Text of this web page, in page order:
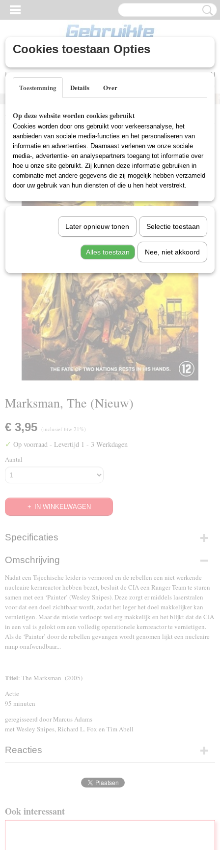
Inloggen
UW WINKELWAGEN
Home >Nieuwe DVD's>Aktie (Nieuw)>Marksman, The (Nieuw)
Marksman, The (Nieuw)
€ 3,95 (inclusief btw 21%)
✓ Op voorraad - Levertijd 1 - 3 Werkdagen
Aantal
IN WINKELWAGEN
Specificaties
EAN code
8712609052282
Omschrijving
Nadat een Tsjechische leider is vermoord en de rebellen een niet werkende
nucleaire kernreactor hebben bezet, besluit de CIA een Ranger Team te sturen
samen met een ‘Painter’ (Wesley Snipes). Deze zorgt er middels laserstralen
voor dat een doel zichtbaar wordt, zodat het leger het doel makkelijker kan
vernietigen. Maar de missie verloopt wel erg makkelijk en het blijkt dat de CIA
in een val is gelokt om een volledig operationele kernreactor te vernietigen.
Als de ‘Painter’ door de rebellen gevangen wordt genomen lijkt een nucleaire
ramp onafwendbaar...
Titel: The Marksman (2005)
Actie
95 minuten
geregisseerd door Marcus Adams
met Wesley Snipes, Richard L. Fox en Tim Abell
Reacties
Ook interessant
Cookies toestaan Opties
Toestemming Details Over
Op deze website worden cookies gebruikt
Cookies worden door ons gebruikt voor verkeersanalyse, het
aanbieden van sociale media-functies en het personaliseren van
informatie en advertenties. Daarnaast verlenen we onze sociale
media-, advertentie- en analysepartners toegang tot informatie over
hoe u onze site gebruikt. Zij kunnen deze informatie gebruiken in
combinatie met andere gegevens die zij mogelijk hebben verzameld
door uw gebruik van hun diensten of die u hen hebt verstrekt.
Later opnieuw tonen Selectie toestaan
Alles toestaan Nee, niet akkoord